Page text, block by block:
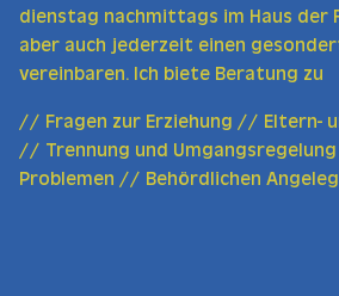
dienstag nachmittags im Haus der
aber auch jederzeit einen
vereinbaren. Ich biete Beratung zu
// Fragen zur Erziehung // Eltern-
// Trennung und
Problemen // Behördlichen